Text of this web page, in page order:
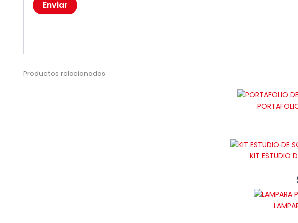
Productos relacionados
KIT ESTUDIO